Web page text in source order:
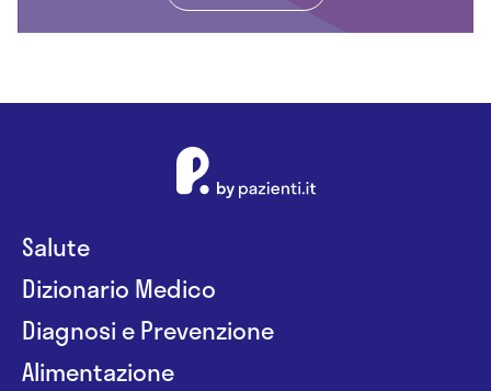
Salute
Dizionario Medico
Diagnosi e Prevenzione
Alimentazione